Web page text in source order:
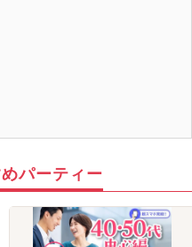
パーティー